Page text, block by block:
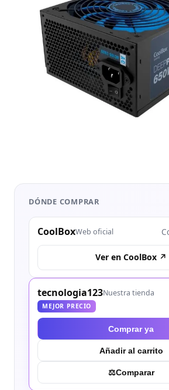
DÓNDE COMPRAR
CoolBoxWeb oficial
Ver en CoolBox ↗
tecnologia123Nuestra tienda
MEJOR PRECIO
Comprar ya
Añadir al carrito
⚖︎Comparar